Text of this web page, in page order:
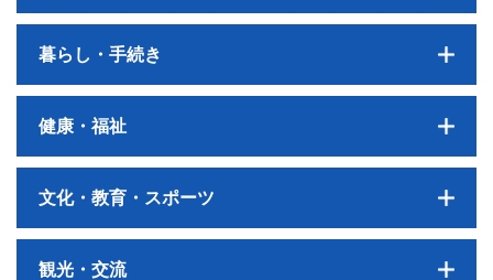
暮らし・手続き
健康・福祉
文化・教育・スポーツ
観光・交流